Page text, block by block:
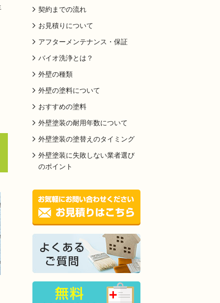
契約までの流れ
お見積りについて
アフターメンテナンス・保証
バイオ洗浄とは？
外壁の種類
外壁の塗料について
おすすめの塗料
外壁塗装の耐用年数について
外壁塗装の塗替えのタイミング
外壁塗装に失敗しない業者選び
のポイント